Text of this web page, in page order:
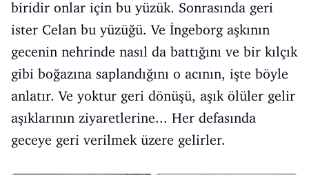
biridir onlar için bu yüzük. Sonrasında geri
ister Celan bu yüzüğü. Ve İngeborg aşkının
gecenin nehrinde nasıl da battığını ve bir kılçık
gibi boğazına saplandığını o acının, işte böyle
anlatır. Ve yoktur geri dönüşü, aşık ölüler gelir
aşıklarının ziyaretlerine... Her defasında
geceye geri verilmek üzere gelirler.